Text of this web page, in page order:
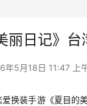
丽日记》
年5月18日 11:47 上
爱换装手游《夏目的